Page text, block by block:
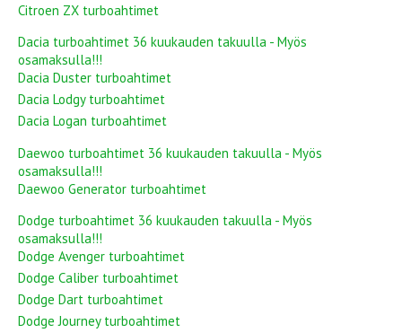
Citroen ZX turboahtimet
Dacia turboahtimet 36 kuukauden takuulla - Myös
osamaksulla!!!
Dacia Duster turboahtimet
Dacia Lodgy turboahtimet
Dacia Logan turboahtimet
Daewoo turboahtimet 36 kuukauden takuulla - Myös
osamaksulla!!!
Daewoo Generator turboahtimet
Dodge turboahtimet 36 kuukauden takuulla - Myös
osamaksulla!!!
Dodge Avenger turboahtimet
Dodge Caliber turboahtimet
Dodge Dart turboahtimet
Dodge Journey turboahtimet